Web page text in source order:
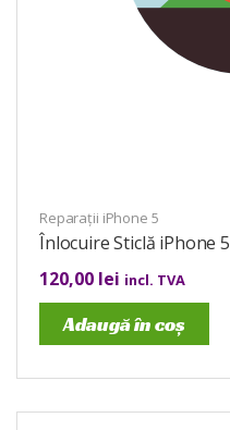
Reparații iPhone 5
Înlocuire Sticlă iPhone 5
120,00 lei incl. TVA
Adaugă în coș